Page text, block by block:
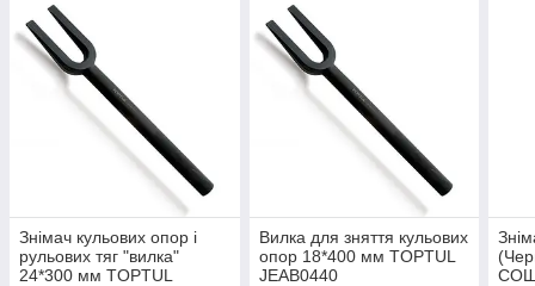
Знімач кульових опор і
рульових тяг "вилка"
24*300 мм TOPTUL
Вилка для зняття кульових
опор 18*400 мм TOPTUL
JEAB0440